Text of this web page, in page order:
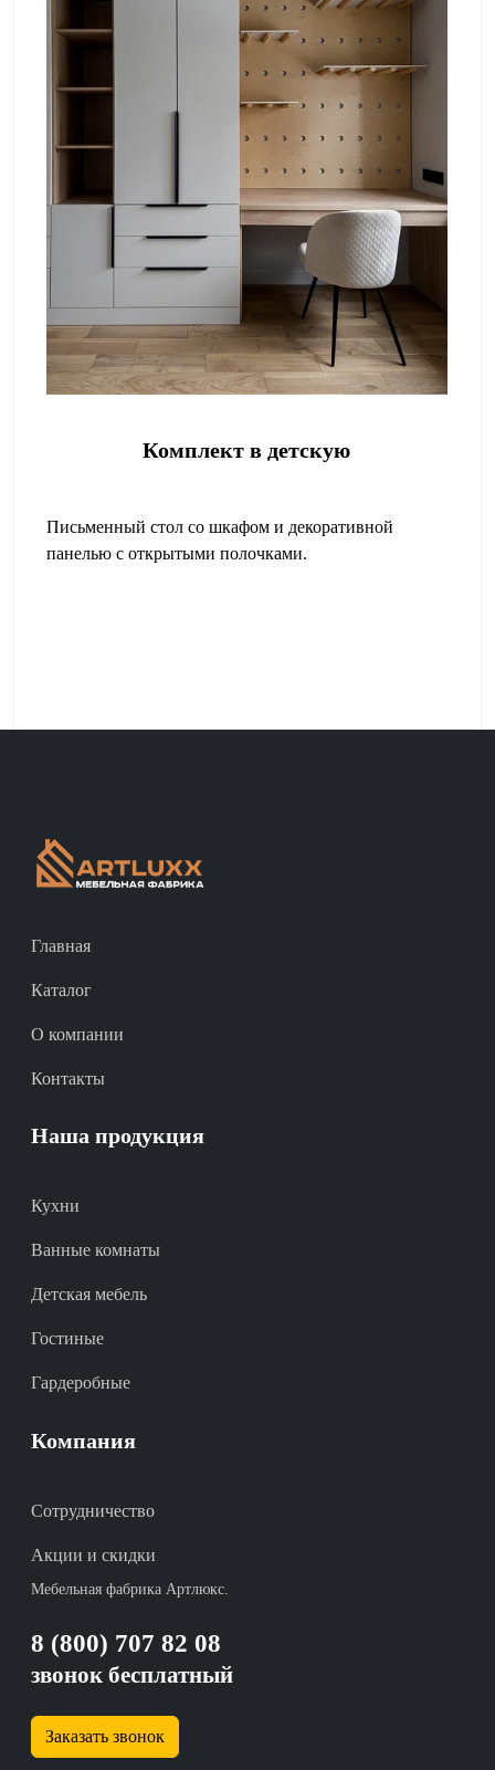
Комплект в детскую
Письменный стол со шкафом и декоративной
панелью с открытыми полочками.
Главная
Каталог
О компании
Контакты
Наша продукция
Кухни
Ванные комнаты
Детская мебель
Гостиные
Гардеробные
Компания
Сотрудничество
Акции и скидки
Мебельная фабрика Артлюкс.
8 (800) 707 82 08
звонок бесплатный
Заказать звонок